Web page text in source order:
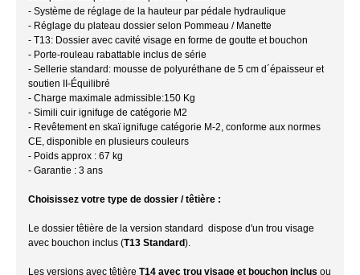
- Système de réglage de la hauteur par pédale hydraulique
- Réglage du plateau dossier selon Pommeau / Manette
- T13: Dossier avec cavité visage en forme de goutte et bouchon
- Porte-rouleau rabattable inclus de série
- Sellerie standard: mousse de polyuréthane de 5 cm d´épaisseur et
soutien II-Équilibré
- Charge maximale admissible:150 Kg
- Simili cuir ignifuge de catégorie M2
- Revêtement en skaï ignifuge catégorie M-2, conforme aux normes
CE, disponible en plusieurs couleurs
- Poids approx : 67 kg
- Garantie : 3 ans
Choisissez votre type de dossier / têtière :
Le dossier têtière de la version standard dispose d'un trou visage
avec bouchon inclus (T13 Standard).
Les versions avec têtière T14 avec trou visage et bouchon inclus ou